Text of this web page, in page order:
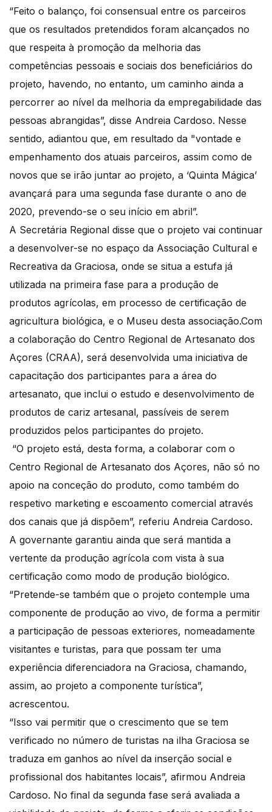
“Feito o balanço, foi consensual entre os parceiros
que os resultados pretendidos foram alcançados no
que respeita à promoção da melhoria das
competências pessoais e sociais dos beneficiários do
projeto, havendo, no entanto, um caminho ainda a
percorrer ao nível da melhoria da empregabilidade das
pessoas abrangidas”, disse Andreia Cardoso. Nesse
sentido, adiantou que, em resultado da "vontade e
empenhamento dos atuais parceiros, assim como de
novos que se irão juntar ao projeto, a ‘Quinta Mágica’
avançará para uma segunda fase durante o ano de
2020, prevendo-se o seu início em abril”.
A Secretária Regional disse que o projeto vai continuar
a desenvolver-se no espaço da Associação Cultural e
Recreativa da Graciosa, onde se situa a estufa já
utilizada na primeira fase para a produção de
produtos agrícolas, em processo de certificação de
agricultura biológica, e o Museu desta associação.Com
a colaboração do Centro Regional de Artesanato dos
Açores (CRAA), será desenvolvida uma iniciativa de
capacitação dos participantes para a área do
artesanato, que inclui o estudo e desenvolvimento de
produtos de cariz artesanal, passíveis de serem
produzidos pelos participantes do projeto.
“O projeto está, desta forma, a colaborar com o
Centro Regional de Artesanato dos Açores, não só no
apoio na conceção do produto, como também do
respetivo marketing e escoamento comercial através
dos canais que já dispõem”, referiu Andreia Cardoso.
A governante garantiu ainda que será mantida a
vertente da produção agrícola com vista à sua
certificação como modo de produção biológico.
“Pretende-se também que o projeto contemple uma
componente de produção ao vivo, de forma a permitir
a participação de pessoas exteriores, nomeadamente
visitantes e turistas, para que possam ter uma
experiência diferenciadora na Graciosa, chamando,
assim, ao projeto a componente turística”,
acrescentou.
“Isso vai permitir que o crescimento que se tem
verificado no número de turistas na ilha Graciosa se
traduza em ganhos ao nível da inserção social e
profissional dos habitantes locais”, afirmou Andreia
Cardoso. No final da segunda fase será avaliada a